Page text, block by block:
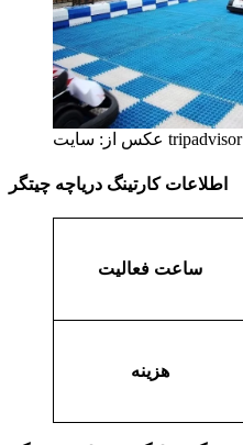
عکس از: سایت tripadvisor
اطلاعات کارتینگ دریاچه چیتگر
ساعت فعالیت
هزینه